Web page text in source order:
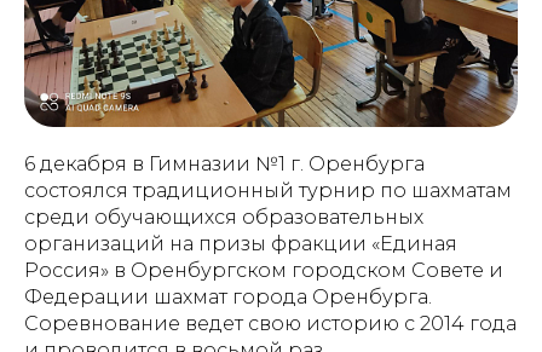
6 декабря в Гимназии №1 г. Оренбурга
состоялся традиционный турнир по шахматам
среди обучающихся образовательных
организаций на призы фракции «Единая
Россия» в Оренбургском городском Совете и
Федерации шахмат города Оренбурга.
Соревнование ведет свою историю с 2014 года